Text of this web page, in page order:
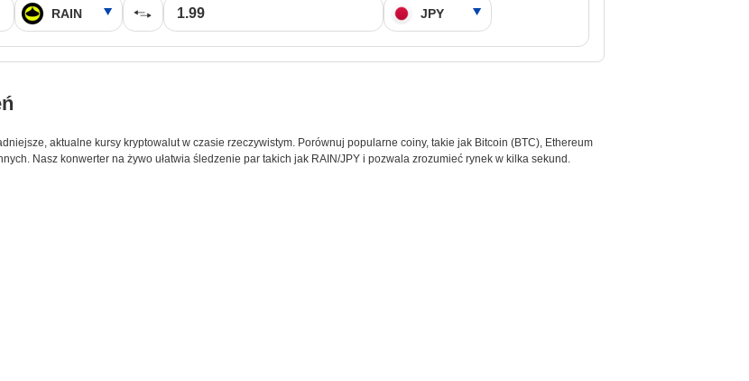
aktualne kursy kryptowalut w czasie rzeczywistym. Porównuj popularne coiny, takie jak Bitcoin (BTC), Ethereum
Nasz konwerter na żywo ułatwia śledzenie par takich jak RAIN/JPY i pozwala zrozumieć rynek w kilka sekund.